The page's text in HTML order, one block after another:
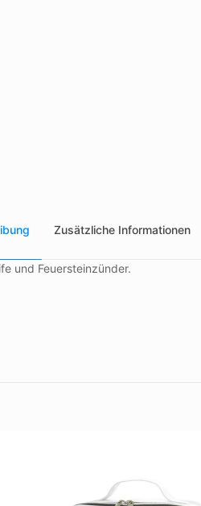
Zusätzliche Informationen
und Feuersteinzünder.